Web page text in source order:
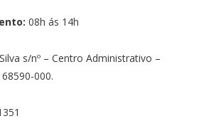
08h ás 14h
s/nº – Centro Administrativo –
68590-000.